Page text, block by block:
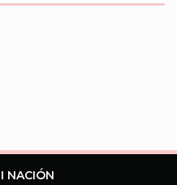
NACIÓN